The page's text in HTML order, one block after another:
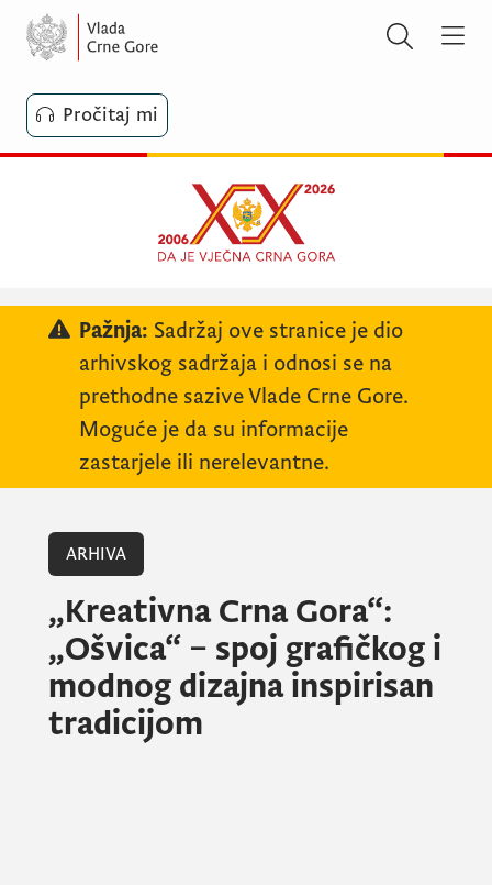
Pročitaj mi
Pažnja: Sadržaj ove stranice je dio
arhivskog sadržaja i odnosi se na
prethodne sazive Vlade Crne Gore.
Moguće je da su informacije
zastarjele ili nerelevantne.
ARHIVA
„Kreativna Crna Gora“:
„Ošvica“ – spoj grafičkog i
modnog dizajna inspirisan
tradicijom